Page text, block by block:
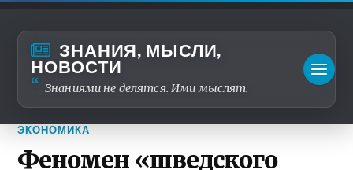
ЗНАНИЯ, МЫСЛИ,
НОВОСТИ
Знаниями не делятся. Ими мыслят.
ЭКОНОМИКА
Феномен «шведского